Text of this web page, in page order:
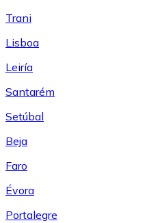
Trani
Lisboa
Leiría
Santarém
Setúbal
Beja
Faro
Évora
Portalegre